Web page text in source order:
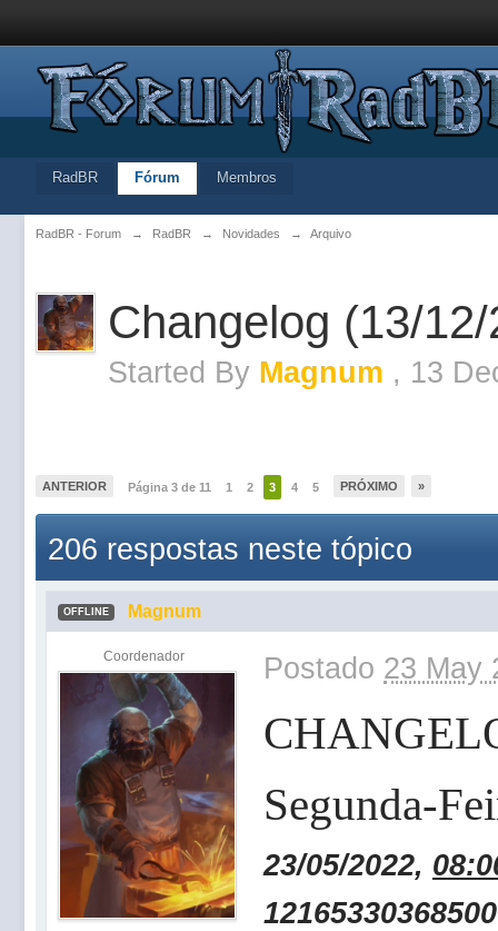
RadBR Fórum Membros
RadBR - Forum → RadBR → Novidades → Arquivo
Changelog (13/
Started By Magnum , 13
ANTERIOR Página 3 de 11 1 2 3 4 5 PRÓXIMO »
206 respostas neste tópico
OFFLINE Magnum
Coordenador Postado 23 May
Segunda-
23/05/2022,
12165330368500